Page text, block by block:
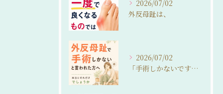
2026/07/02
外反母趾は、
2026/07/02
「手術しかないですね…」